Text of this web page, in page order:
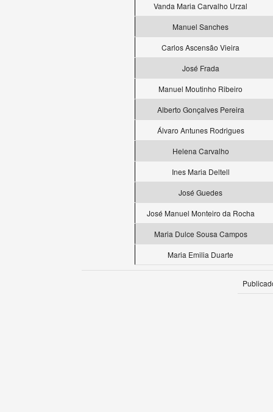
Vanda Maria Carvalho Urzal
Manuel Sanches
Carlos Ascensão Vieira
José Frada
Manuel Moutinho Ribeiro
Alberto Gonçalves Pereira
Álvaro Antunes Rodrigues
Helena Carvalho
Ines Maria Deltell
José Guedes
José Manuel Monteiro da Rocha
Maria Dulce Sousa Campos
Maria Emilia Duarte